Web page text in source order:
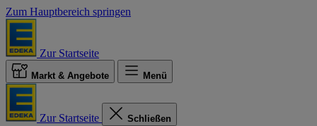
Zum Hauptbereich springen
Zur Startseite
Markt & Angebote Menü
Zur Startseite Schließen